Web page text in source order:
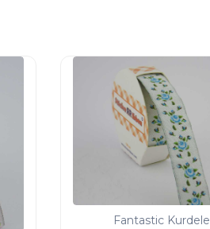
Fantastic Kurdele